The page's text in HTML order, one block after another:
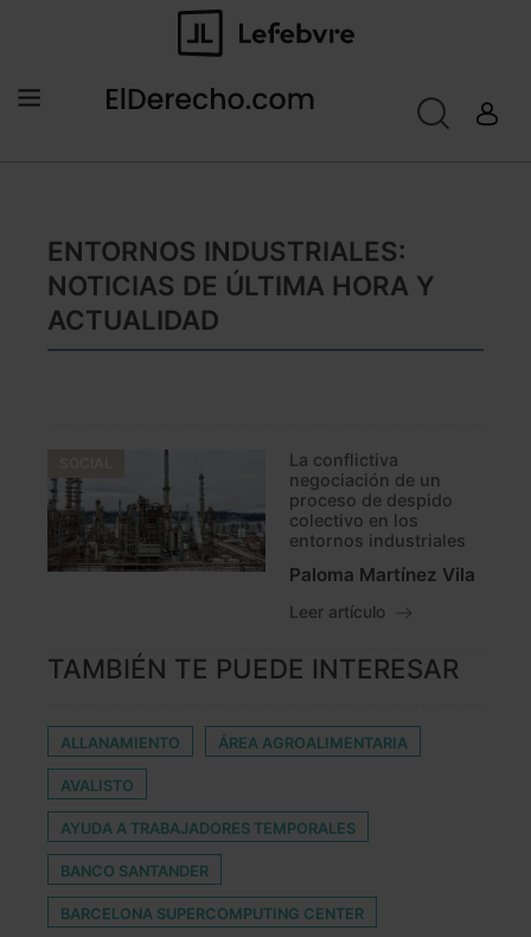
ENTORNOS INDUSTRIALES:
NOTICIAS DE ÚLTIMA HORA Y
ACTUALIDAD
La conflictiva
negociación de un
proceso de despido
colectivo en los
entornos industriales
Paloma Martínez Vila
Leer artículo
TAMBIÉN TE PUEDE INTERESAR
ALLANAMIENTO ÁREA AGROALIMENTARIA
AVALISTO
AYUDA A TRABAJADORES TEMPORALES
BANCO SANTANDER
BARCELONA SUPERCOMPUTING CENTER